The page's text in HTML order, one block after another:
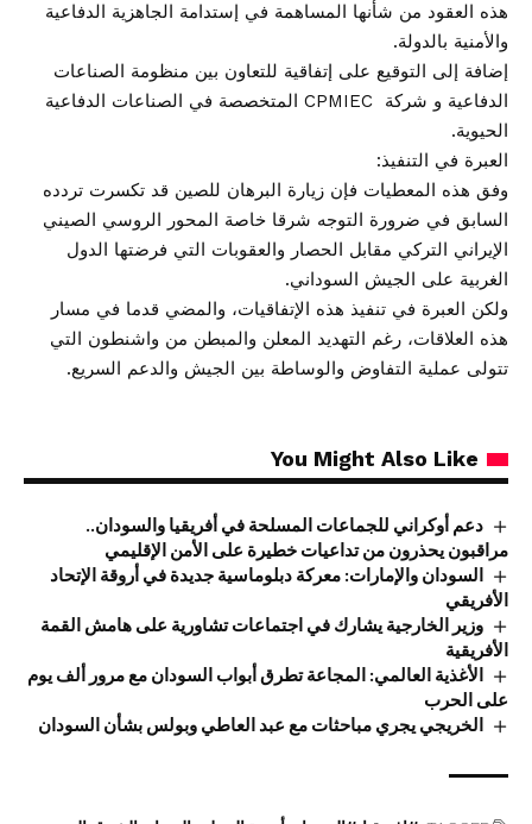
هذه العقود من شأنها المساهمة في إستدامة الجاهزية الدفاعية
والأمنية بالدولة.
إضافة إلى التوقيع على إتفاقية للتعاون بين منظومة الصناعات
الدفاعية و شركة CPMIEC المتخصصة في الصناعات الدفاعية
الحيوية.
العبرة في التنفيذ:
وفق هذه المعطيات فإن زيارة البرهان للصين قد تكسرت تردده
السابق في ضرورة التوجه شرقا خاصة المحور الروسي الصيني
الإيراني التركي مقابل الحصار والعقوبات التي فرضتها الدول
الغربية على الجيش السوداني.
ولكن العبرة في تنفيذ هذه الإتفاقيات، والمضي قدما في مسار
هذه العلاقات، رغم التهديد المعلن والمبطن من واشنطون التي
تتولى عملية التفاوض والوساطة بين الجيش والدعم السريع.
You Might Also Like
دعم أوكراني للجماعات المسلحة في أفريقيا والسودان..
مراقبون يحذرون من تداعيات خطيرة على الأمن الإقليمي
السودان والإمارات: معركة دبلوماسية جديدة في أروقة الإتحاد
الأفريقي
وزير الخارجية يشارك في اجتماعات تشاورية على هامش القمة
الأفريقية
الأغذية العالمي: المجاعة تطرق أبواب السودان مع مرور ألف يوم
على الحرب
الخريجي يجري مباحثات مع عبد العاطي وبولس بشأن السودان